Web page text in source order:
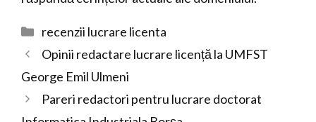
Categorii
recenzii lucrare licenta
Opinii redactare lucrare licență la UMFST
George Emil Ulmeni
Pareri redactori pentru lucrare doctorat